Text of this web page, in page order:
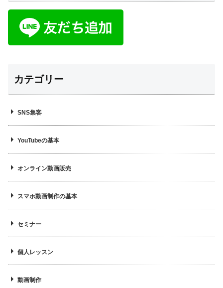
カテゴリー
SNS集客
YouTubeの基本
オンライン動画販売
スマホ動画制作の基本
セミナー
個人レッスン
動画制作